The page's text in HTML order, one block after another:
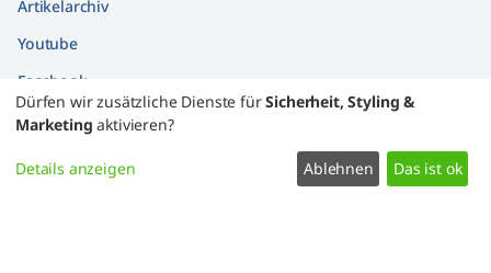
Artikelarchiv
Youtube
Facebook
Findbücher
Widerrufsformular
Dürfen wir zusätzliche Dienste fürSicherheit, Styling &
Marketing aktivieren?
Details anzeigen Ablehnen Das ist ok